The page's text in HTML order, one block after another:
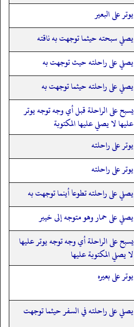
يوتر على البعير
يصلي سبحته حيثما توجهت به ناقته
يصلي على راحلته حيث توجهت به
يصلي على راحلته حيثما توجهت به
يسبح على الراحلة قبل أي وجه توجه يوتر
عليها لا يصلي عليها المكتوبة
يوتر على راحلته
يوتر على راحلته
يصلي على راحلته تطوعا أينما توجهت به
يصلي على حمار وهو متوجه إلى خيبر
يسبح على الراحلة أي وجه توجه يوتر عليها
لا يصلي المكتوبة عليها
يوتر على بعيره
يصلي على راحلته في السفر حيثما توجهت